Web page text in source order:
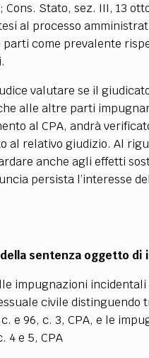
Cons. Stato, sez. III, 13
al processo
come prevalente
valutare se il
alle altre parti
al CPA, andrà
al relativo giudizio. Al
anche agli effetti
persista l’interesse
sentenza oggetto di
impugnazioni incidentali
civile distinguendo
e 96, c. 3, CPA, e le
4 e 5, CPA